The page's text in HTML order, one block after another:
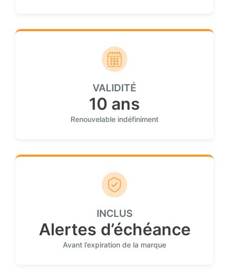
VALIDITÉ
10 ans
Renouvelable indéfiniment
INCLUS
Alertes d’échéance
Avant l’expiration de la marque